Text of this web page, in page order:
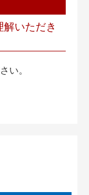
いただき
い。